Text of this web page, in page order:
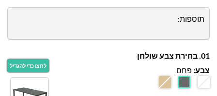
תוספות:
01. בחירת צבע שולחן
צבע: פחם